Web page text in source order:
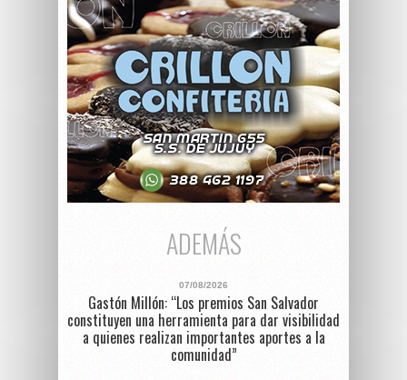
ADEMÁS
07/08/2026
Gastón Millón: “Los premios San Salvador
constituyen una herramienta para dar visibilidad
a quienes realizan importantes aportes a la
comunidad”